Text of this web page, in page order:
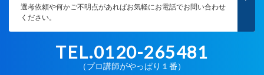
選考依頼や何かご不明点があればお気軽にお電話でお問い合わせ
ください。
TEL.0120-265481
（プロ講師がやっぱり１番）